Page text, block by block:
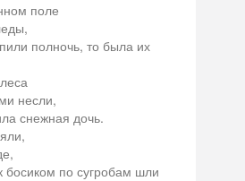
поле
полночь, то была их
несли,
снежная дочь.
босиком по сугробам шли